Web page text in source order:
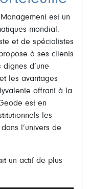
est un
mondial.
et de spécialistes
à ses clients
d’une
les avantages
offrant à la
est en
les
l’univers de
un actif de plus